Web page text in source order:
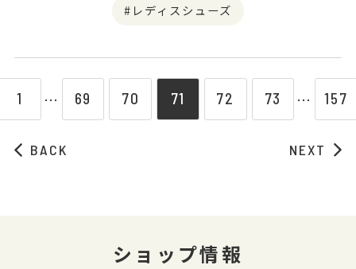
レディスシューズ
BACK
1 ⋯ 69 70 71 72 73 ⋯ 157
NEXT
ショップ情報